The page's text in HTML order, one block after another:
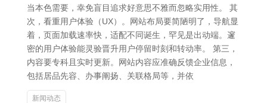
当本色需要，幸免盲目追求好意思不雅而忽略实用性。 其
次，看重用户体验（UX）。网站布局要简陋明了，导航显
着，页面加载速率快，适配不同诞生，罕见是出动端。邃
密的用户体验能灵验晋升用户停留时刻和转动率。 第三，
内容要专科且实时更新。网站内容应准确反馈企业信息，
包括居品先容、办事阐扬、关联格局等，并依
新闻动态